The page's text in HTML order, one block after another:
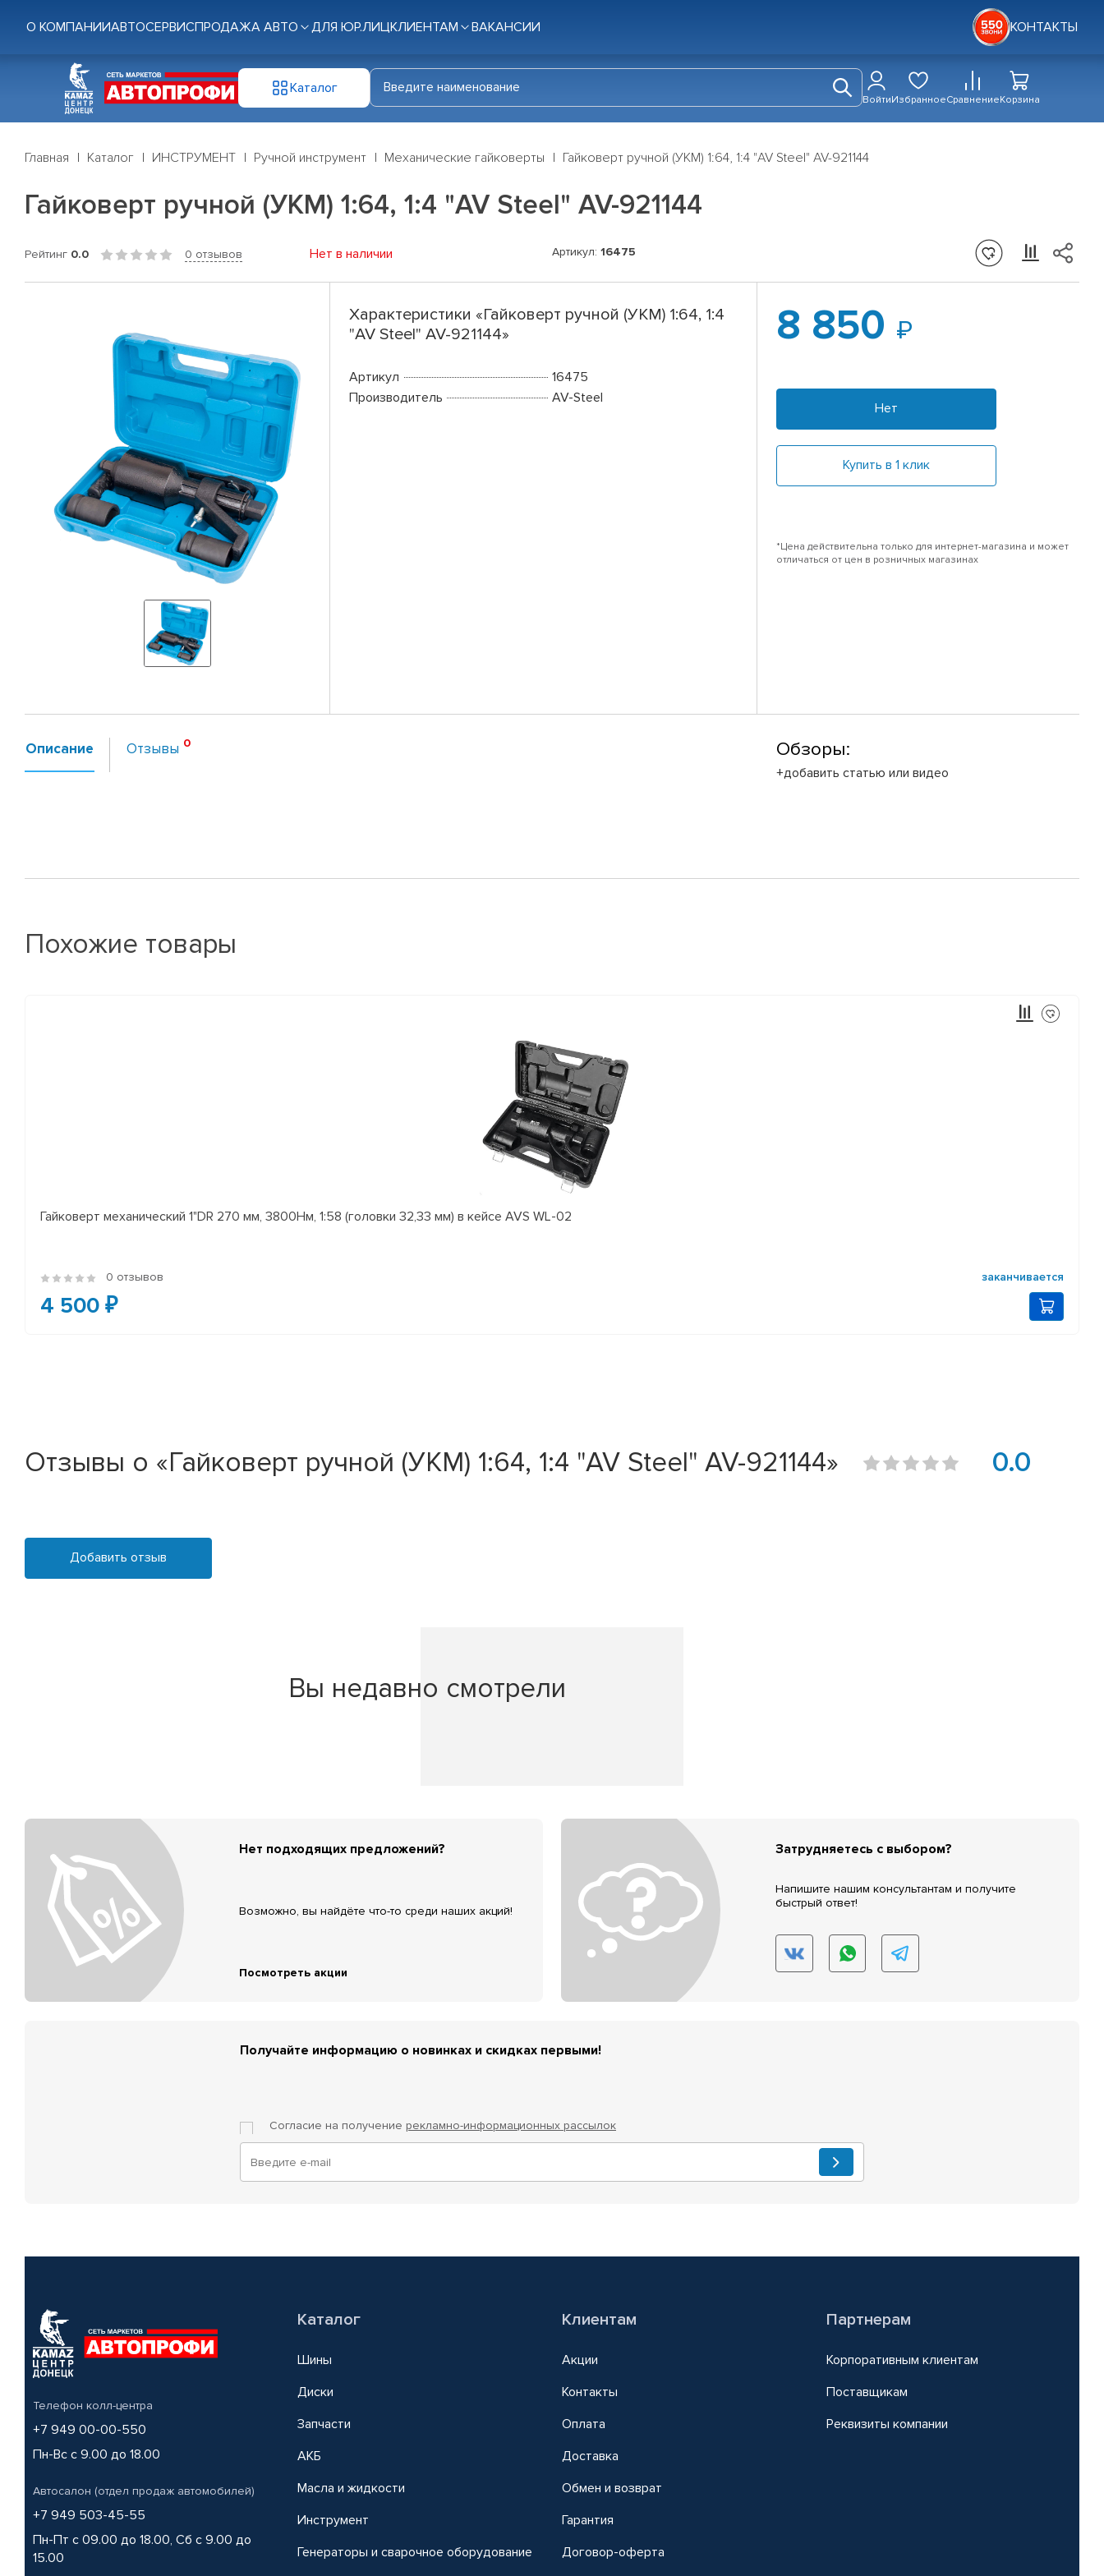
О КОМПАНИИАВТОСЕРВИСПРОДАЖА АВТО ДЛЯ ЮР.ЛИЦКЛИЕНТАМ ВАКАНСИИ КОНТАКТЫ
Каталог
ВойтиИзбранноеСравнениеКорзина
Главная Каталог ИНСТРУМЕНТ Ручной инструмент Механические гайковерты Гайковерт ручной (УКМ) 1:64, 1:4 "AV Steel" AV-921144
Гайковерт ручной (УКМ) 1:64, 1:4 "AV Steel" AV-921144
Рейтинг 0.0 0 отзывов Нет в наличии Артикул: 16475
Характеристики «Гайковерт ручной (УКМ) 1:64, 1:4
"AV Steel" AV-921144»
Артикул
16475
Производитель
AV-Steel
8 850
Нет
Купить в 1 клик
*Цена действительна только для интернет-магазина и может
отличаться от цен в розничных магазинах
Описание Отзывы Обзоры:
+добавить статью или видео
Похожие товары
Гайковерт механический 1"DR 270 мм, 3800Нм, 1:58 (головки 32,33 мм) в кейсе AVS WL-02
0 отзывов заканчивается
4 500 ₽
Отзывы о «Гайковерт ручной (УКМ) 1:64, 1:4 "AV Steel" AV-921144» 0.0
Добавить отзыв
Вы недавно смотрели
Нет подходящих предложений?
Возможно, вы найдёте что-то среди наших акций!
Посмотреть акции
Затрудняетесь с выбором?
Напишите нашим консультантам и получите
быстрый ответ!
Получайте информацию о новинках и скидках первыми!
Согласие на получение рекламно-информационных рассылок
Телефон колл-центра
+7 949 00-00-550
Пн-Вс с 9.00 до 18.00
Автосалон (отдел продаж автомобилей)
+7 949 503-45-55
Пн-Пт с 09.00 до 18.00, Сб с 9.00 до
15.00
Каталог
Шины
Диски
Запчасти
АКБ
Масла и жидкости
Инструмент
Генераторы и сварочное оборудование
Клиентам
Акции
Контакты
Оплата
Доставка
Обмен и возврат
Гарантия
Договор-оферта
Партнерам
Корпоративным клиентам
Поставщикам
Реквизиты компании